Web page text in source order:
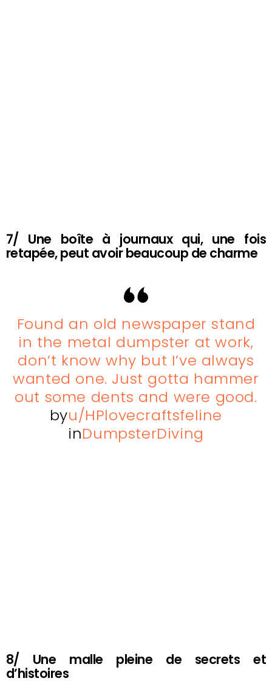
7/ Une boîte à journaux qui, une fois
retapée, peut avoir beaucoup de charme
Found an old newspaper stand
in the metal dumpster at work,
don’t know why but I’ve always
wanted one. Just gotta hammer
out some dents and were good.
byu/HPlovecraftsfeline
inDumpsterDiving
8/ Une malle pleine de secrets et
d’histoires